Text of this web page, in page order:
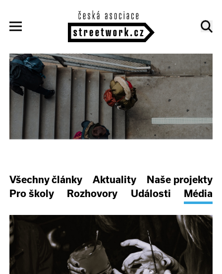
Všechny články Aktuality
Naše projekty
Pro školy
Rozhovory Události Média